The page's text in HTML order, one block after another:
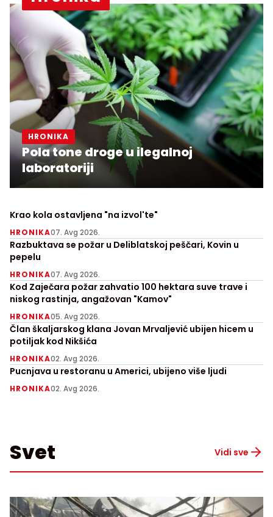
HRONIKA
Pola tone droge u ilegalnoj
laboratoriji
Krao kola ostavljena "na izvol'te"
HRONIKA07. Avg 2026.
Razbuktava se požar u Deliblatskoj peščari, Kovin u
pepelu
HRONIKA07. Avg 2026.
Kod Zaječara požar zahvatio 100 hektara suve trave i
niskog rastinja, angažovan "Kamov"
HRONIKA05. Avg 2026.
Član škaljarskog klana Jovan Mrvaljević ubijen hicem u
potiljak kod Nikšića
HRONIKA02. Avg 2026.
Pucnjava u restoranu u Americi, ubijeno više ljudi
HRONIKA02. Avg 2026.
Svet Vidi sve